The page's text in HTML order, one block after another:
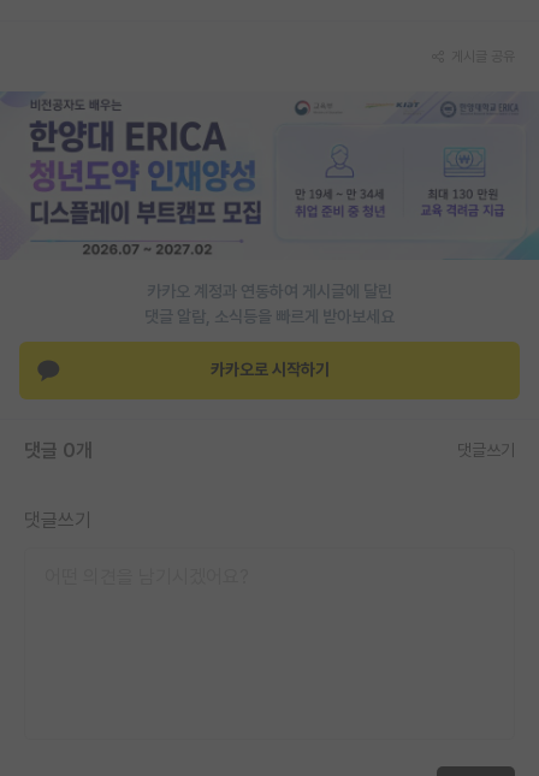
장학금/장학생 게시판
학술 정보 게시판
홍보 게시판
이벤트
재팬라운지 🌸
카카오 계정과 연동하여 게시글에 달린
댓글 알람, 소식등을 빠르게 받아보세요
카카오로 시작하기
댓글 0개 댓글쓰기
댓글쓰기